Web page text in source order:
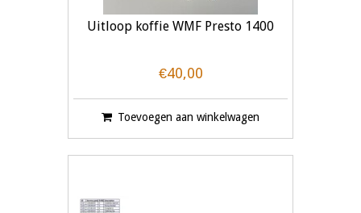
Uitloop koffie WMF Presto 1400
€40,00
Toevoegen aan winkelwagen